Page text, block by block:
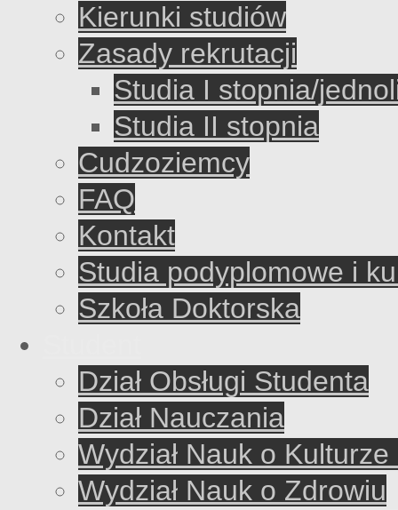
Kierunki studiów
Zasady rekrutacji
Studia I stopnia/
Studia II stopnia
Cudzoziemcy
FAQ
Kontakt
Studia podyplomowe i
Szkoła Doktorska
Dział Obsługi Studenta
Dział Nauczania
Wydział Nauk o
Wydział Nauk o Zdrowiu